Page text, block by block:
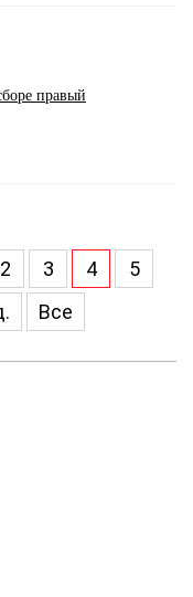
правый
2 3 4
5
Все